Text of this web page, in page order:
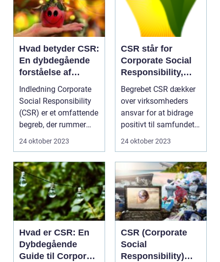
Hvad betyder CSR:
En dybdegående
forståelse af
Corporate Social
Responsibility
Indledning Corporate
Social Responsibility
(CSR) er et omfattende
begreb, der rummer
virksomheders ...
24 oktober 2023
CSR står for
Corporate Social
Responsibility,
eller på dansk
erhvervssocialt
ansvar
Begrebet CSR dækker
over virksomheders
ansvar for at bidrage
positivt til samfundet
og miljøet udove...
24 oktober 2023
Hvad er CSR: En
Dybdegående
Guide til Corporate
CSR (Corporate
Social
Responsibility)